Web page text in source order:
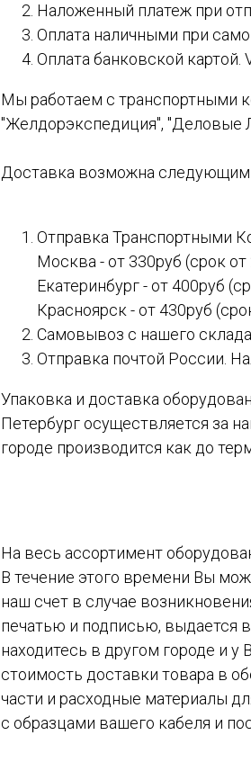
Наложенный платеж при
Оплата наличными при
Оплата банковской картой.
Мы работаем с транспортными
"Желдорэкспедиция", "Деловые
Доставка возможна
Отправка Транспортными
Москва - от 330руб (срок от
Екатеринбург - от 400руб
Красноярск - от 430руб
Самовывоз с нашего склада.
Отправка почтой России.
Упаковка и доставка
Петербург осуществляется за
городе производится как до
На весь ассортимент
В течение этого времени Вы
наш счет в случае
печатью и подписью, выдается
находитесь в другом городе и
стоимость доставки товара в
части и расходные материалы
с образцами вашего кабеля и